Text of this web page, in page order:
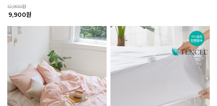
12,900원
9,900원